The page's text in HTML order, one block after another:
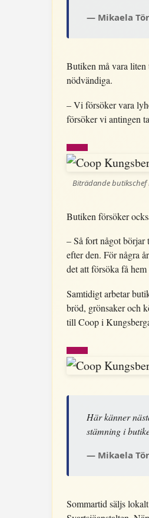
Mikaela
Butiken må vara liten
nödvändiga.
– Vi försöker vara
försöker vi antingen
Biträdande butikschef
Butiken försöker
– Så fort något
efter den. För några
det att försöka få
Samtidigt arbetar
bröd, grönsaker och
till Coop i
Här känner
stämning i
Mikaela
Sommartid säljs